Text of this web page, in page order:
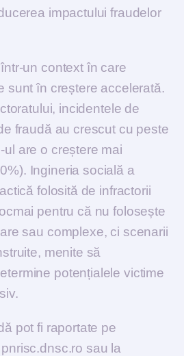
impactului fraudelor
un context în care
sunt în creștere accelerată.
incidentele de
fraudă au crescut cu peste
are o creștere mai
Ingineria socială a
folosită de infractorii
pentru că nu folosește
sau complexe, ci scenarii
menite să
potențialele victime
pot fi raportate pe
pnrisc.dnsc.ro sau la